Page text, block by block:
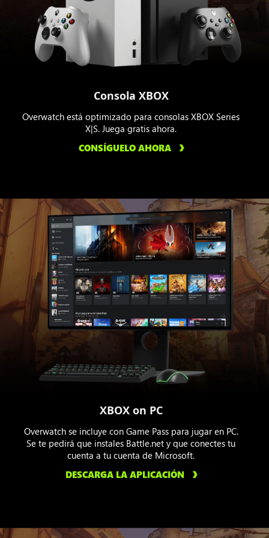
Consola XBOX
Overwatch está optimizado para consolas XBOX Series
X|S. Juega gratis ahora.
CONSÍGUELO AHORA
XBOX on PC
Overwatch se incluye con Game Pass para jugar en PC.
Se te pedirá que instales Battle.net y que conectes tu
cuenta a tu cuenta de Microsoft.
DESCARGA LA APLICACIÓN